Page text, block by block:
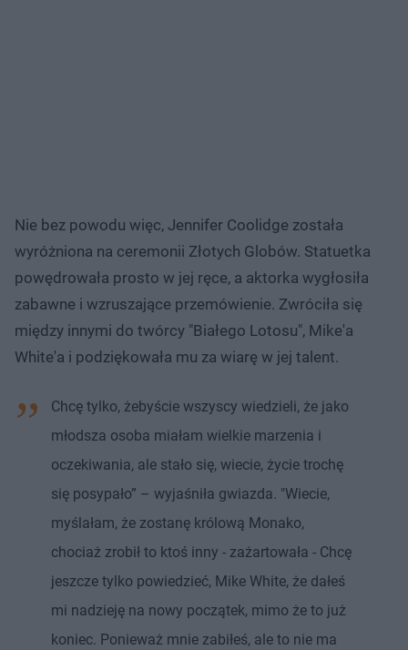
Nie bez powodu więc, Jennifer Coolidge została
wyróżniona na ceremonii Złotych Globów. Statuetka
powędrowała prosto w jej ręce, a aktorka wygłosiła
zabawne i wzruszające przemówienie. Zwróciła się
między innymi do twórcy "Białego Lotosu", Mike'a
White'a i podziękowała mu za wiarę w jej talent.
Chcę tylko, żebyście wszyscy wiedzieli, że jako
młodsza osoba miałam wielkie marzenia i
oczekiwania, ale stało się, wiecie, życie trochę
się posypało” – wyjaśniła gwiazda. "Wiecie,
myślałam, że zostanę królową Monako,
chociaż zrobił to ktoś inny - zażartowała - Chcę
jeszcze tylko powiedzieć, Mike White, że dałeś
mi nadzieję na nowy początek, mimo że to już
koniec. Ponieważ mnie zabiłeś, ale to nie ma